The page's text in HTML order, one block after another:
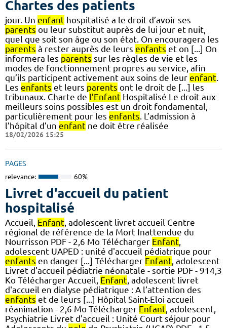
Chartes des patients
jour. Un enfant hospitalisé a le droit d’avoir ses
parents ou leur substitut auprès de lui jour et nuit,
quel que soit son âge ou son état. On encouragera les
parents à rester auprès de leurs enfants et on [...] On
informera les parents sur les règles de vie et les
modes de fonctionnement propres au service, afin
qu’ils participent activement aux soins de leur enfant
Les enfants et leurs parents ont le droit de [...] les
tribunaux. Charte de l’Enfant Hospitalisé Le droit aux
meilleurs soins possibles est un droit fondamental,
particulièrement pour les enfants . L’admission à
l’hôpital d’un enfant ne doit être réalisée
18/02/2026 15:25
PAGES
relevance: 60%
Livret d'accueil du patient
hospitalisé
Accueil, Enfant, adolescent livret accueil Centre
régional de référence de la Mort Inattendue du
Nourrisson PDF - 2,6 Mo Télécharger Enfant,
adolescent UAPED : unité d'accueil pédiatrique pour
enfants en danger [...] Télécharger Enfant, adolescent
Livret d'accueil pédiatrie néonatale - sortie PDF - 914,3
Ko Télécharger Accueil, Enfant, adolescent livret
d'accueil en dialyse pédiatrique : A l’attention des
enfants et de leurs [...] Hôpital Saint-Eloi accueil
réanimation - 2,6 Mo Télécharger Enfant, adolescent,
Psychiatrie Livret d'accueil : Unité Court séjour pour